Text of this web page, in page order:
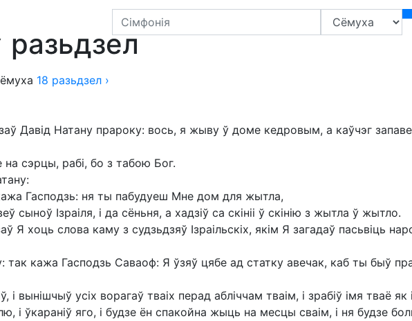
разьдзел
18 разьдзел ›
Давід Натану прароку: вось, я жыву ў доме кедровым, а каўчэг
на сэрцы, рабі, бо з табою Бог.
Гасподзь: ня ты пабудуеш Мне дом для жытла,
Ізраіля, і да сёньня, а хадзіў са скініі ў скінію з жытла ў жытло.
Я хоць слова каму з судзьдзяў Ізраільскіх, якім Я загадаў пасьвіць
так кажа Гасподзь Саваоф: Я ўзяў цябе ад статку авечак, каб ты быў
вынішчыў усіх ворагаў тваіх перад абліччам тваім, і зрабіў імя тваё як
і ўкараніў яго, і будзе ён спакойна жыць на месцы сваім, і ня будзе